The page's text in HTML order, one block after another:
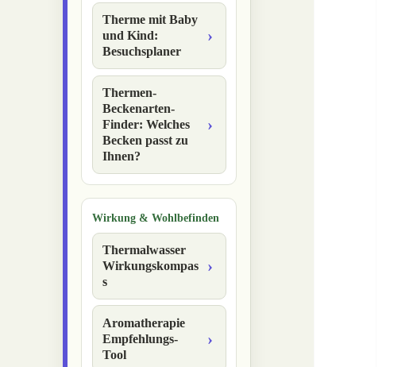
Therme mit Baby
und Kind:
Besuchsplaner
Thermen-
Beckenarten-
Finder: Welches
Becken passt zu
Ihnen?
Wirkung & Wohlbefinden
Thermalwasser
Wirkungskompas
s
Aromatherapie
Empfehlungs-
Tool